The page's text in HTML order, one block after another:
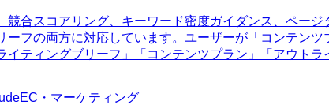
競合スコアリング、キーワード密度ガイダンス、ペー
ーフの両方に対応しています。ユーザーが「コンテン
イティングブリーフ」「コンテンツプラン」「アウトラ
EC・マーケティング